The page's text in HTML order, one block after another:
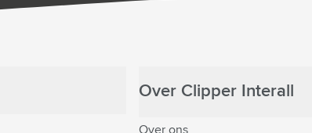
Over Clipper Interall
Over ons